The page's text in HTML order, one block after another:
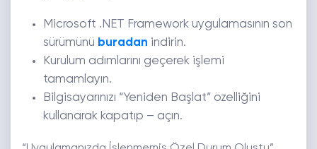
Microsoft .NET Framework uygulamasının son
sürümünü buradan indirin.
Kurulum adımlarını geçerek işlemi
tamamlayın.
Bilgisayarınızı “Yeniden Başlat” özelliğini
kullanarak kapatıp – açın.